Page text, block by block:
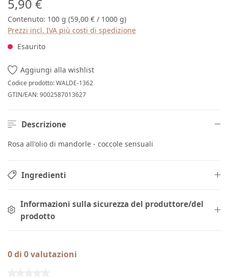
5,90 €
Contenuto: 100 g (59,00 € / 1000 g)
Prezzi incl. IVA più costi di spedizione
Esaurito
Aggiungi alla wishlist
Codice prodotto:WALDE-1362
GTIN/EAN:9002587013627
Descrizione
Rosa all'olio di mandorle - coccole sensuali
Ingredienti
Informazioni sulla sicurezza del produttore/del
prodotto
0 di 0 valutazioni